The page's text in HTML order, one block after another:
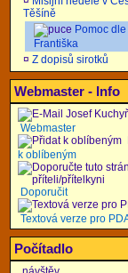
Těšíně
Pomoc dle
Františka
¤ Z dopisů sirotků
Webmaster - Info
Webmaster
k oblíbeným
Doporučit
Textová verze pro
Počítadlo